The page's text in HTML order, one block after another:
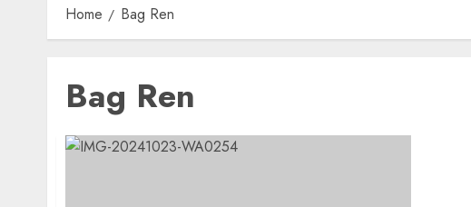
Home Bag Ren
Bag Ren